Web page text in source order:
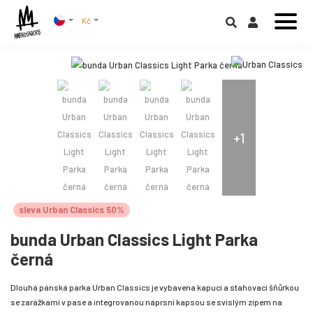
Kč
+1
sleva Urban Classics 50%
bunda Urban Classics Light Parka
černá
Dlouhá pánská parka Urban Classics je vybavena kapucí a stahovací šňůrkou
se zarážkami v pase a integrovanou náprsní kapsou se svislým zipem na